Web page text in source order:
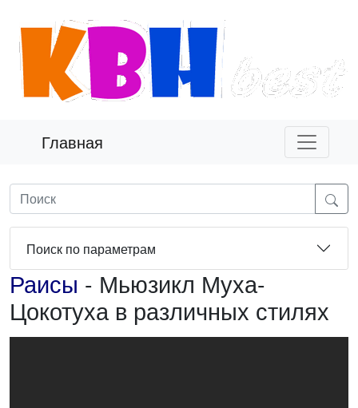
Главная
Поиск по параметрам
Раисы - Мьюзикл Муха-
Цокотуха в различных стилях